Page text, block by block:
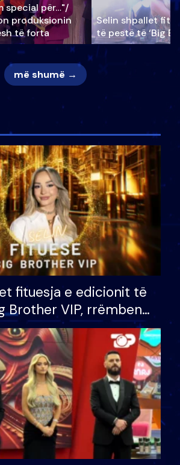
special për…"/
produksionin
të forta
Selin shpallet
të pestë të ‘Big
më shumë →
fituesja e edicionit të
Brother VIP, rrëmben
prej 100 mijë eurosh